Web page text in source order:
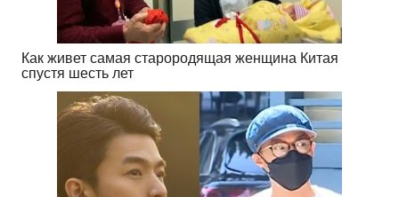
Как живет самая старородящая женщина Китая
спустя шесть лет